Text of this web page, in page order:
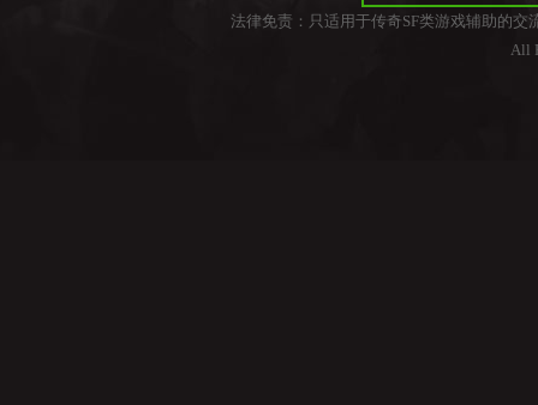
法律免责：只适用于传奇SF类游戏辅助的
All